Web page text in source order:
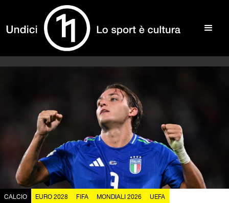
CALCIO EURO 2028 FIFA MONDIALI 2026 UEFA